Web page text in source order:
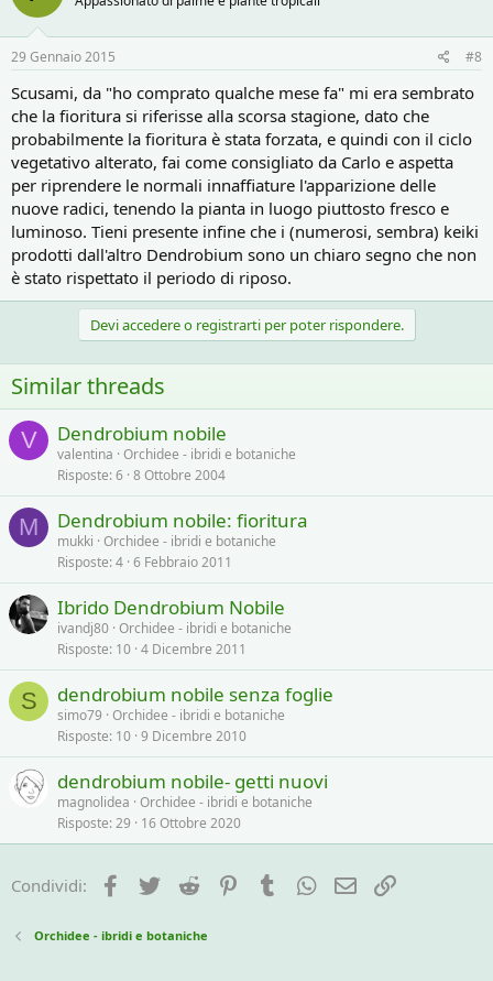
29 Gennaio 2015 #8
Scusami, da "ho comprato qualche mese fa" mi era sembrato
che la fioritura si riferisse alla scorsa stagione, dato che
probabilmente la fioritura è stata forzata, e quindi con il ciclo
vegetativo alterato, fai come consigliato da Carlo e aspetta
per riprendere le normali innaffiature l'apparizione delle
nuove radici, tenendo la pianta in luogo piuttosto fresco e
luminoso. Tieni presente infine che i (numerosi, sembra) keiki
prodotti dall'altro Dendrobium sono un chiaro segno che non
è stato rispettato il periodo di riposo.
Devi accedere o registrarti per poter rispondere.
Similar threads
V Dendrobium nobile
valentina Orchidee - ibridi e botaniche
Risposte 6 8 Ottobre 2004
M Dendrobium nobile: fioritura
mukki Orchidee - ibridi e botaniche
Risposte 4 6 Febbraio 2011
Ibrido Dendrobium Nobile
ivandj80 Orchidee - ibridi e botaniche
Risposte 10 4 Dicembre 2011
S dendrobium nobile senza foglie
simo79 Orchidee - ibridi e botaniche
Risposte 10 9 Dicembre 2010
dendrobium nobile- getti nuovi
magnolidea Orchidee - ibridi e botaniche
Risposte 29 16 Ottobre 2020
Condividi: Facebook
Twitter Reddit PinterestTumblrWhatsApp
e-mail
Orchidee - ibridi e botaniche